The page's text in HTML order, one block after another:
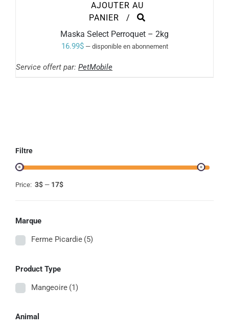
AJOUTER AU
PANIER
/
Maska Select Perroquet – 2kg
16.99$ —disponible en abonnement
Service offert par: PetMobile
Filtre
Price: 3$ — 17$
Marque
Ferme Picardie (5)
Product Type
Mangeoire (1)
Animal